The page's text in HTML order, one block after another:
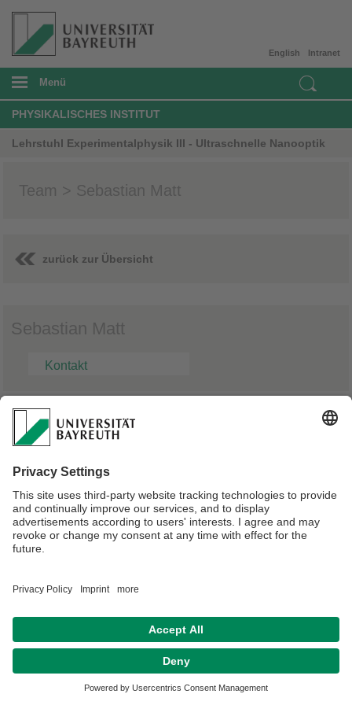
Intranet
English
Menü
PHYSIKALISCHES INSTITUT
Lehrstuhl Experimentalphysik III - Ultraschnelle Nanooptik
Team > Sebastian Matt
zurück zur Übersicht
Sebastian Matt
Kontakt
Bachelor-Student
Verantwortlich für die Redaktion:Angelika Maier-Raithel
Impressum Hausordnung